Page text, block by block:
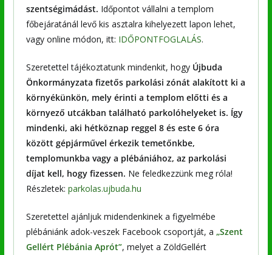
szentségimádást. Időpontot vállalni a templom
főbejáratánál levő kis asztalra kihelyezett lapon lehet,
vagy online módon, itt: IDŐPONTFOGLALÁS.
Szeretettel tájékoztatunk mindenkit, hogy Újbuda
Önkormányzata fizetős parkolási zónát alakított ki a
környékünkön, mely érinti a templom előtti és a
környező utcákban található parkolóhelyeket is. Így
mindenki, aki hétköznap reggel 8 és este 6 óra
között gépjárművel érkezik temetőnkbe,
templomunkba vagy a plébániához, az parkolási
díjat kell, hogy fizessen. Ne feledkezzünk meg róla!
Részletek: parkolas.ujbuda.hu
Szeretettel ajánljuk midendenkinek a figyelmébe
plébániánk adok-veszek Facebook csoportját, a „Szent
Gellért Plébánia Aprót”, melyet a ZöldGellért